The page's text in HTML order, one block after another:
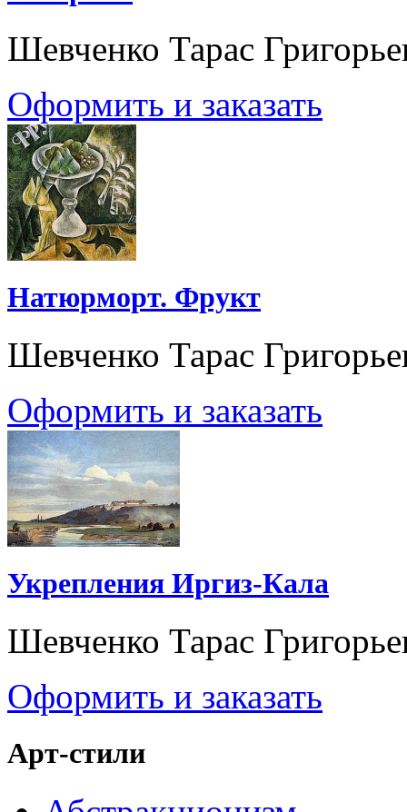
Шевченко Тарас
Оформить и заказать
Натюрморт. Фрукт
Шевченко Тарас
Оформить и заказать
Укрепления Иргиз-Кала
Шевченко Тарас
Оформить и заказать
Арт-стили